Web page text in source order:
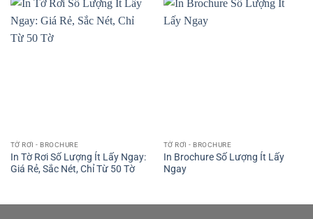
TỜ RƠI - BROCHURE
In Tờ Rơi Số Lượng Ít Lấy Ngay:
Giá Rẻ, Sắc Nét, Chỉ Từ 50 Tờ
TỜ RƠI - BROCHURE
In Brochure Số Lượng Ít Lấy
Ngay